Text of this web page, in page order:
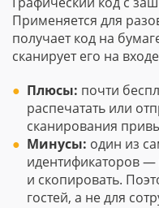
Применяется для
получает код на
сканирует его на
Плюсы: почти
распечатать или
сканирования
Минусы: один из
идентификаторов —
и скопировать.
гостей, а не для